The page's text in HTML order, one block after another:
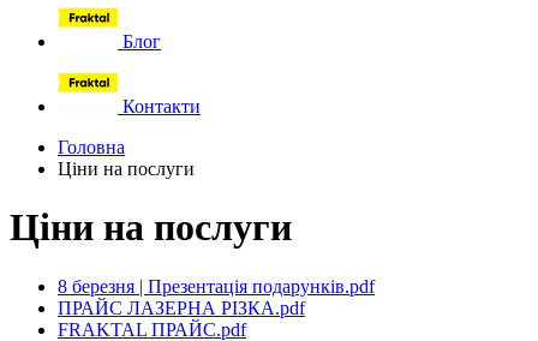
Блог
Контакти
Головна
Ціни на послуги
Ціни на послуги
8 березня | Презентація подарунків.pdf
ПРАЙС ЛАЗЕРНА РІЗКА.pdf
FRAKTAL ПРАЙС.pdf